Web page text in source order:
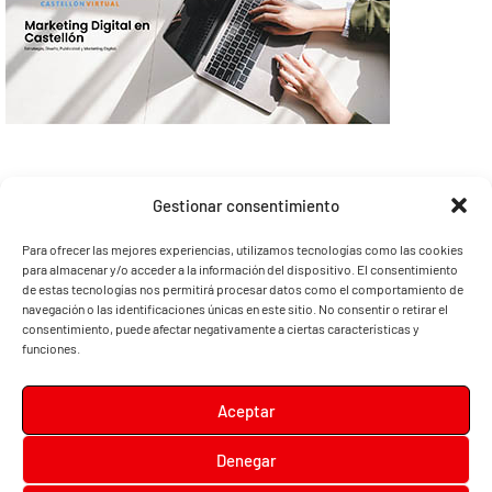
Gestionar consentimiento
Para ofrecer las mejores experiencias, utilizamos tecnologías como las cookies
para almacenar y/o acceder a la información del dispositivo. El consentimiento
de estas tecnologías nos permitirá procesar datos como el comportamiento de
navegación o las identificaciones únicas en este sitio. No consentir o retirar el
consentimiento, puede afectar negativamente a ciertas características y
funciones.
Aceptar
Denegar
Diari la Terreta